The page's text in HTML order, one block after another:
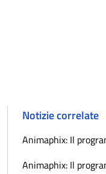
Notizie correlate
Animaphix: Il
Animaphix: Il